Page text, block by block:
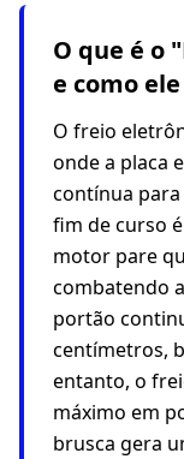
O que é o
e como
O freio
onde a placa
contínua
fim de curso
motor pare
combatendo
portão
centímetros,
entanto, o
máximo em
brusca gera